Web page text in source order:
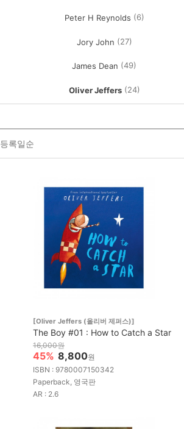
Peter H Reynolds (6)
Jory John (27)
James Dean (49)
Oliver Jeffers (24)
등록일순
[Oliver Jeffers (올리버 제퍼스)]
The Boy #01 : How to Catch a Star
16,000원
45% 8,800원
ISBN : 9780007150342
Paperback, 영국판
AR : 2.6